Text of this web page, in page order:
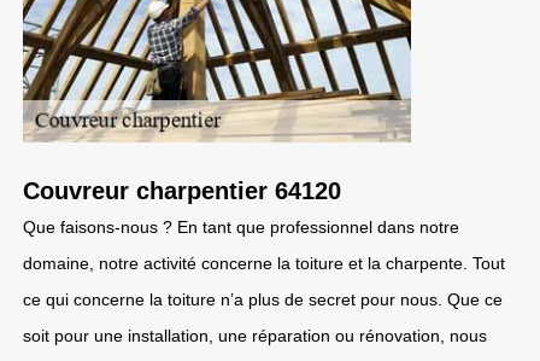
Couvreur charpentier 64120
Que faisons-nous ? En tant que professionnel dans notre
domaine, notre activité concerne la toiture et la charpente. Tout
ce qui concerne la toiture n’a plus de secret pour nous. Que ce
soit pour une installation, une réparation ou rénovation, nous